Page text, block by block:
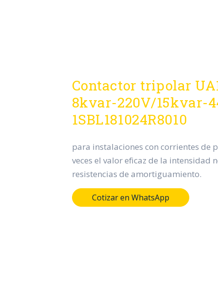
Contactor tripolar
8kvar-220V/15kvar-
1SBL181024R8010
para instalaciones con corrientes de
veces el valor eficaz de la intensidad
resistencias de amortiguamiento.
Cotizar en WhatsApp